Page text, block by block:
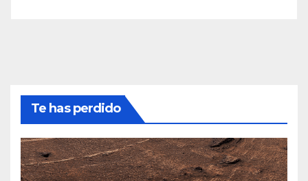
Te has perdido